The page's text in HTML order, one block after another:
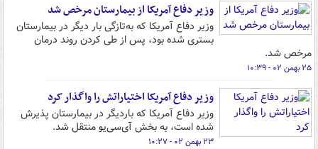
وزیر دفاع آمریکا از بیمارستان مرخص شد
وزیر دفاع آمریکا که به‌تازگی بار دیگر در بیمارستان
بستری شده بود، پس از طی کردن روند درمان
مرخص شد.
۲۵ بهمن ۰۲ - ۱۰:۳۹
وزیر دفاع آمریکا اختیاراتش را واگذار کرد
وزیر دفاع آمریکا که باردیگر در بیمارستان پذیرش
شده است، به بخش آی‌سی‌یو منتقل شد.
۲۳ بهمن ۰۲ - ۱۰:۲۷